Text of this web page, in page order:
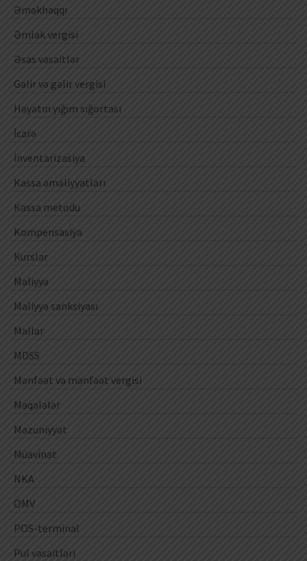
Əməkhaqqı
Əmlak vergisi
Əsas vəsaitlər
Gəlir və gəlir vergisi
Həyatın yığım sığortası
İcarə
İnventarizasiya
Kassa əməliyyatları
Kassa metodu
Kompensasiya
Kurslar
Maliyyə
Maliyyə sanksiyası
Mallar
MDSS
Mənfəət və mənfəət vergisi
Məqalələr
Məzuniyyət
Müavinət
NKA
ÖMV
POS-terminal
Pul vəsaitləri